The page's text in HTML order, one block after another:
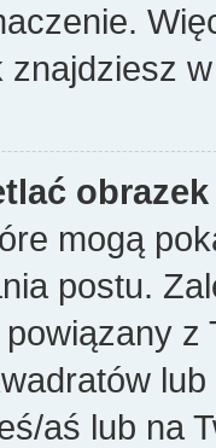
znajdziesz
mogą
postu.
z
aś lub na